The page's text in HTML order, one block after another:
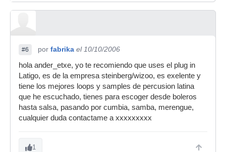
#6 por fabrika el 10/10/2006
hola ander_etxe, yo te recomiendo que uses el plug in
Latigo, es de la empresa steinberg/wizoo, es exelente y
tiene los mejores loops y samples de percusion latina
que he escuchado, tienes para escoger desde boleros
hasta salsa, pasando por cumbia, samba, merengue,
cualquier duda contactame a xxxxxxxxx
1